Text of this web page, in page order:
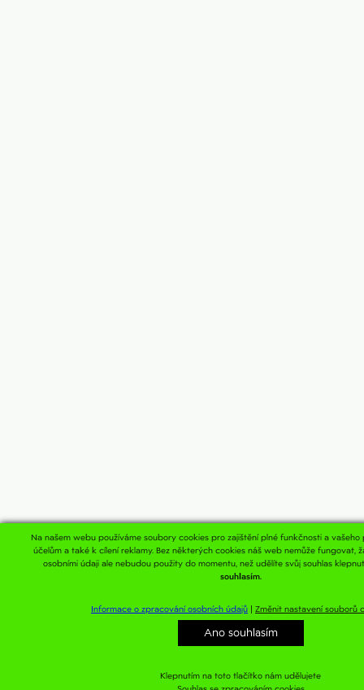
Na našem webu používáme soubory cookies pro zajištění plné funkčnosti a
účelům a také k cílení reklamy. Bez některých cookies náš web nemůže fungovat,
osobními údaji ale nebudou použity do momentu, než udělíte svůj souhlas
souhlasím.
Informace o zpracování osobních údajů | Změnit nastavení souborů
Ano souhlasím
Klepnutím na toto tlačítko nám udělujete